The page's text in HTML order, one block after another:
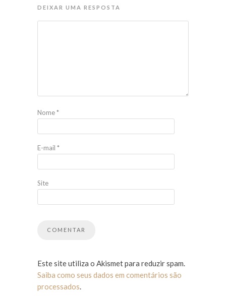
DEIXAR UMA RESPOSTA
Nome*
E-mail *
Site
Este site utiliza o Akismet para reduzir spam.
Saiba como seus dados em comentários são
processados.